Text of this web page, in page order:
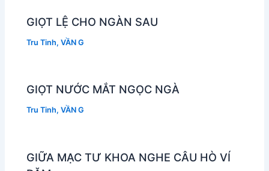
GIỌT LỆ CHO NGÀN SAU
Tru Tinh,VẦN G
GIỌT NƯỚC MẮT NGỌC NGÀ
Tru Tinh,VẦN G
GIỮA MẠC TƯ KHOA NGHE CÂU HÒ VÍ